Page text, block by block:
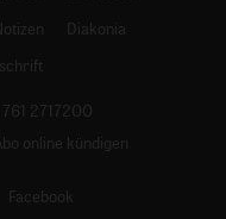
Diakonia
2717200
online kündigen
Facebook